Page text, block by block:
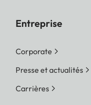
Entreprise
Corporate
Presse et actualités
Carrières